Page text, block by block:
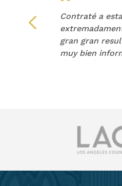
Contraté a
gran gran
muy bien